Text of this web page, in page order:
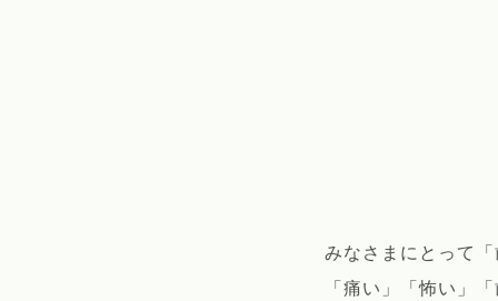
みなさまにとって
「痛い」「怖い」